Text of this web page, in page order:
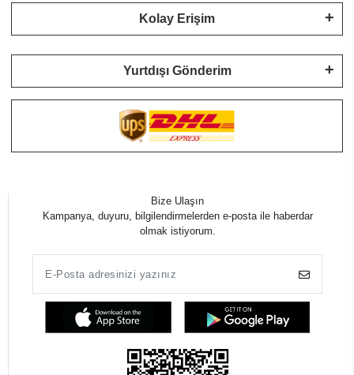
Kolay Erişim
Yurtdışı Gönderim
Bize Ulaşın
Kampanya, duyuru, bilgilendirmelerden e-posta ile haberdar
olmak istiyorum.